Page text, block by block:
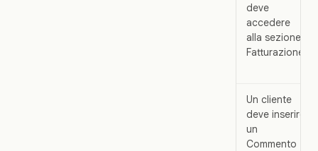
deve
accedere
alla sezione
Fatturazione.
Un cliente
deve inserire
un
Commento